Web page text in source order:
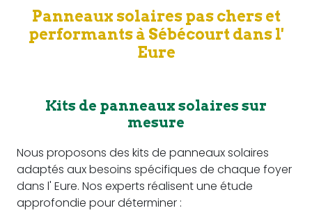
Panneaux solaires pas chers et
performants à Sébécourt dans l'
Eure
Kits de panneaux solaires sur
mesure
Nous proposons des kits de panneaux solaires
adaptés aux besoins spécifiques de chaque foyer
dans l' Eure. Nos experts réalisent une étude
approfondie pour déterminer :